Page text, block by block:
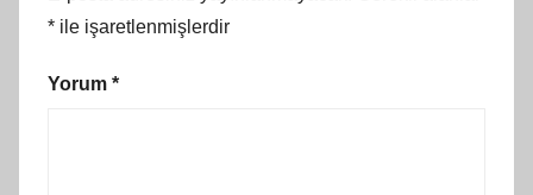
* ile işaretlenmişlerdir
Yorum *